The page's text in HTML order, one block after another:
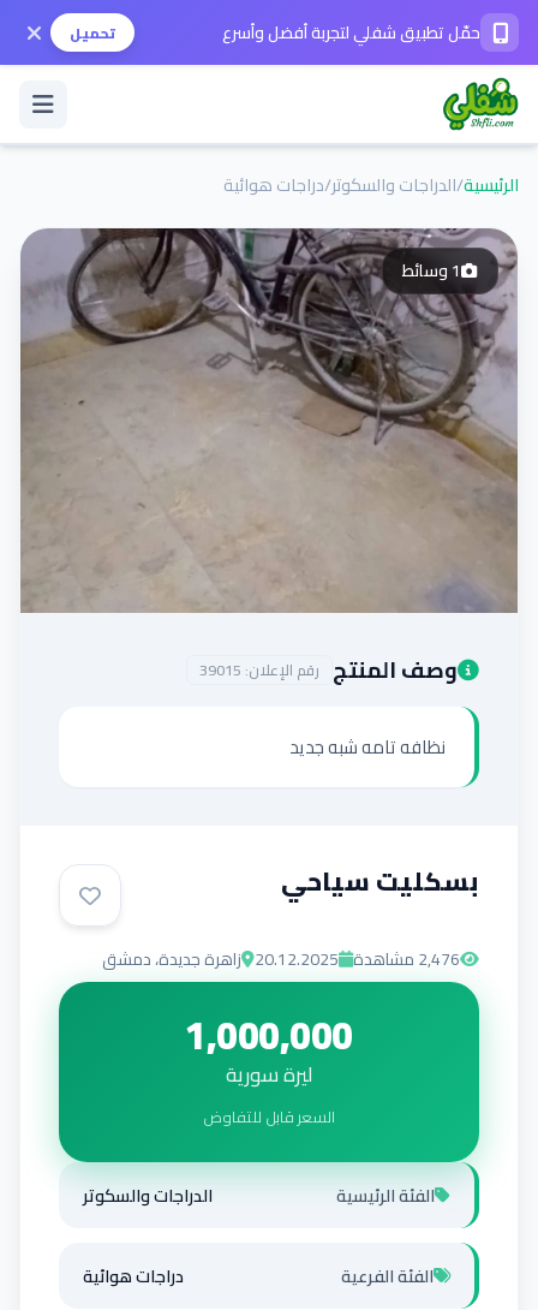
حمّل تطبيق شفلي لتجربة أفضل وأسرع تحميل
تسجيل الدخول / حساب جديد
الوضع الداكن
حمّل التطبيق
المساعدة
إضافة إعلان
الرئيسية/الدراجات والسكوتر/دراجات هوائية
1وسائط
وصف المنتج رقم الإعلان: 39015
نظافه تامه شبه جديد
بسكليت سياحي
2,476مشاهدة 20.12.2025 زاهرة جديدة، دمشق
1,000,000
ليرة سورية
السعر قابل للتفاوض
الفئة الرئيسية الدراجات والسكوتر
الفئة الفرعية دراجات هوائية